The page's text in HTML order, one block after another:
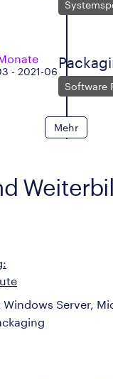
- 2021-06
Software
Mehr
Server,